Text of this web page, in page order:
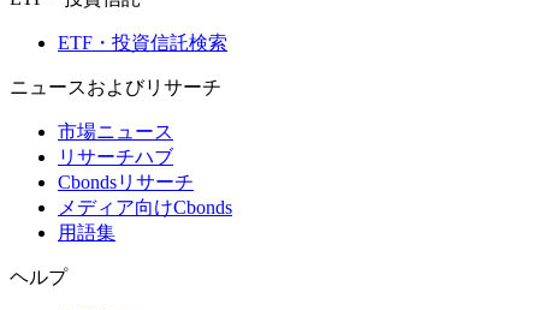
ETF・投資信託検索
ニュースおよびリサーチ
市場ニュース
リサーチハブ
Cbondsリサーチ
メディア向けCbonds
用語集
ヘルプ